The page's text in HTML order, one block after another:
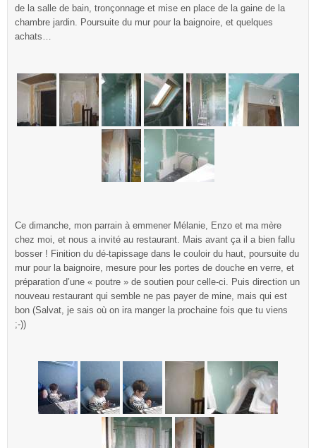
de la salle de bain, tronçonnage et mise en place de la gaine de la
chambre jardin. Poursuite du mur pour la baignoire, et quelques
achats…
Ce dimanche, mon parrain à emmener Mélanie, Enzo et ma mère
chez moi, et nous a invité au restaurant. Mais avant ça il a bien fallu
bosser ! Finition du dé-tapissage dans le couloir du haut, poursuite du
mur pour la baignoire, mesure pour les portes de douche en verre, et
préparation d’une « poutre » de soutien pour celle-ci. Puis direction un
nouveau restaurant qui semble ne pas payer de mine, mais qui est
bon (Salvat, je sais où on ira manger la prochaine fois que tu viens
;-))